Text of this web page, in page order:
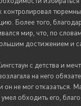
контролировал
Более того,
мир, что, по
достижением и
с детства и
на него
он не мог отказаться.
обходить его,